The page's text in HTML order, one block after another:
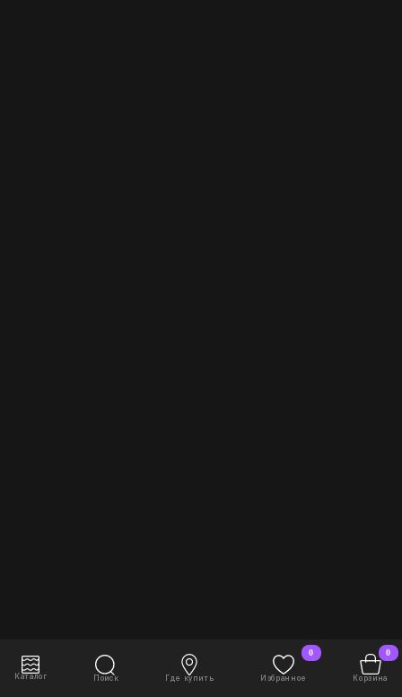
2 608 руб./шт
В корзину
Каталог Поиск Где купить
0
Избранное
0
Корзина